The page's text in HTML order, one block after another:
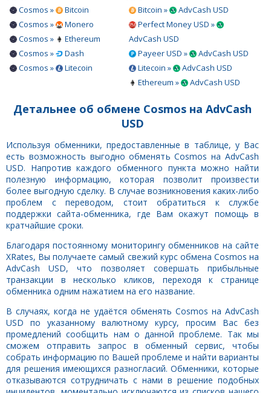
Cosmos »
Bitcoin
Cosmos »
Monero
Cosmos »
Ethereum
Cosmos »
Dash
Cosmos »
Litecoin
Bitcoin »
AdvCash USD
Perfect Money USD »
AdvCash USD
Payeer USD »
AdvCash USD
Litecoin »
AdvCash USD
Ethereum »
AdvCash USD
Детальнее об обмене Cosmos на AdvCash
USD
Используя обменники, предоставленные в таблице, у Вас
есть возможность выгодно обменять Cosmos на AdvCash
USD. Напротив каждого обменного пункта можно найти
полезную информацию, которая позволит произвести
более выгодную сделку. В случае возникновения каких-либо
проблем с переводом, стоит обратиться к службе
поддержки сайта-обменника, где Вам окажут помощь в
кратчайшие сроки.
Благодаря постоянному мониторингу обменников на сайте
XRates, Вы получаете самый свежий курс обмена Cosmos на
AdvCash USD, что позволяет совершать прибыльные
транзакции в несколько кликов, переходя к странице
обменника одним нажатием на его название.
В случаях, когда не удаётся обменять Cosmos на AdvCash
USD по указанному валютному курсу, просим Вас без
промедлений сообщить нам о данной проблеме. Так мы
сможем отправить запрос в обменный сервис, чтобы
собрать информацию по Вашей проблеме и найти варианты
для решения имеющихся разногласий. Обменники, которые
отказываются сотрудничать с нами в решение подобных